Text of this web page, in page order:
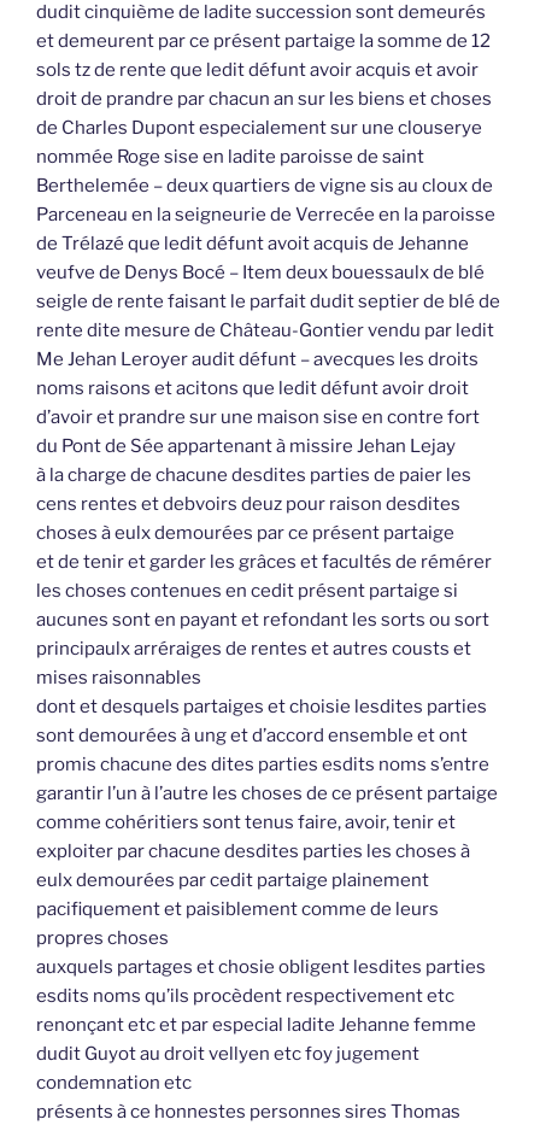
dudit cinquième de ladite succession sont demeurés
et demeurent par ce présent partaige la somme de 12
sols tz de rente que ledit défunt avoir acquis et avoir
droit de prandre par chacun an sur les biens et choses
de Charles Dupont especialement sur une clouserye
nommée Roge sise en ladite paroisse de saint
Berthelemée – deux quartiers de vigne sis au cloux de
Parceneau en la seigneurie de Verrecée en la paroisse
de Trélazé que ledit défunt avoit acquis de Jehanne
veufve de Denys Bocé – Item deux bouessaulx de blé
seigle de rente faisant le parfait dudit septier de blé de
rente dite mesure de Château-Gontier vendu par ledit
Me Jehan Leroyer audit défunt – avecques les droits
noms raisons et acitons que ledit défunt avoir droit
d’avoir et prandre sur une maison sise en contre fort
du Pont de Sée appartenant à missire Jehan Lejay
à la charge de chacune desdites parties de paier les
cens rentes et debvoirs deuz pour raison desdites
choses à eulx demourées par ce présent partaige
et de tenir et garder les grâces et facultés de rémérer
les choses contenues en cedit présent partaige si
aucunes sont en payant et refondant les sorts ou sort
principaulx arréraiges de rentes et autres cousts et
mises raisonnables
dont et desquels partaiges et choisie lesdites parties
sont demourées à ung et d’accord ensemble et ont
promis chacune des dites parties esdits noms s’entre
garantir l’un à l’autre les choses de ce présent partaige
comme cohéritiers sont tenus faire, avoir, tenir et
exploiter par chacune desdites parties les choses à
eulx demourées par cedit partaige plainement
pacifiquement et paisiblement comme de leurs
propres choses
auxquels partages et chosie obligent lesdites parties
esdits noms qu’ils procèdent respectivement etc
renonçant etc et par especial ladite Jehanne femme
dudit Guyot au droit vellyen etc foy jugement
condemnation etc
présents à ce honnestes personnes sires Thomas